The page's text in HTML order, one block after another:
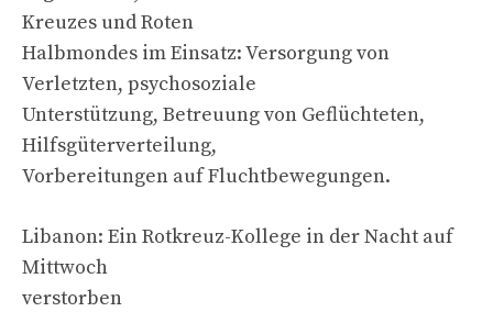
Kreuzes und Roten
Halbmondes im Einsatz: Versorgung von
Verletzten, psychosoziale
Unterstützung, Betreuung von Geflüchteten,
Hilfsgüterverteilung,
Vorbereitungen auf Fluchtbewegungen.
Libanon: Ein Rotkreuz-Kollege in der Nacht auf
Mittwoch
verstorben